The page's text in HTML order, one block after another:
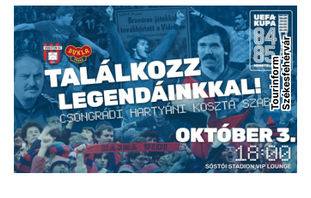
T
o
u
r
i
n
f
o
r
m
S
z
é
k
e
s
f
e
h
é
r
v
ár